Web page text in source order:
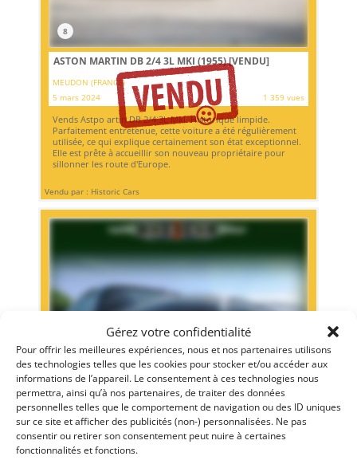
Gérez votre confidentialité
Pour offrir les meilleures expériences, nous et nos partenaires utilisons
des technologies telles que les cookies pour stocker et/ou accéder aux
informations de l’appareil. Le consentement à ces technologies nous
permettra, ainsi qu’à nos partenaires, de traiter des données
personnelles telles que le comportement de navigation ou des ID uniques
sur ce site et afficher des publicités (non-) personnalisées. Ne pas
consentir ou retirer son consentement peut nuire à certaines
fonctionnalités et fonctions.
8
ASTON MARTIN DB 2/4 3L MKI (1955)[VENDU]
MEUDON (FRANCE)
5 mars 2024
1 359 vues
Vends Astpo artin DB 2/4 3L MkI. Historique limpide.
Parfaitement entretenue, cette voiture a été régulièrement
utilisée, ce qui explique certainement son état exceptionnel.
Elle est prête à accueillir son nouveau propriétaire pour
sillonner les route d'Europe.
Vendu par : Historic Cars
ALPHI T10 GRAND PRIX. EX-SERGE POZZOLI (1929)
[VENDU]
TEMSE (BELGIQUE)